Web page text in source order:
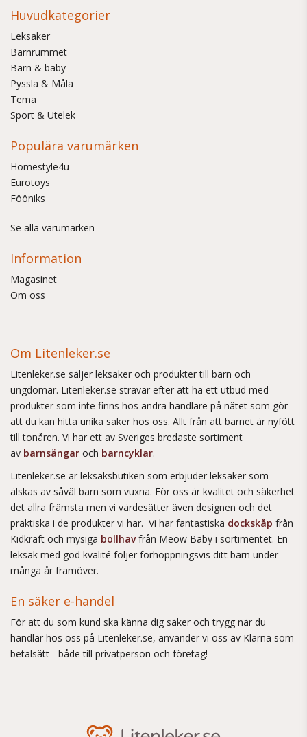
Huvudkategorier
Leksaker
Barnrummet
Barn & baby
Pyssla & Måla
Tema
Sport & Utelek
Populära varumärken
Homestyle4u
Eurotoys
Fööniks
Se alla varumärken
Information
Magasinet
Om oss
Om Litenleker.se
Litenleker.se säljer leksaker och produkter till barn och
ungdomar. Litenleker.se strävar efter att ha ett utbud med
produkter som inte finns hos andra handlare på nätet som gör
att du kan hitta unika saker hos oss. Allt från att barnet är nyfött
till tonåren. Vi har ett av Sveriges bredaste sortiment
av barnsängar och barncyklar.
Litenleker.se är leksaksbutiken som erbjuder leksaker som
älskas av såväl barn som vuxna. För oss är kvalitet och säkerhet
det allra främsta men vi värdesätter även designen och det
praktiska i de produkter vi har. Vi har fantastiska dockskåp från
Kidkraft och mysiga bollhavfrån Meow Baby i sortimentet. En
leksak med god kvalité följer förhoppningsvis ditt barn under
många år framöver.
En säker e-handel
För att du som kund ska känna dig säker och trygg när du
handlar hos oss på Litenleker.se, använder vi oss av Klarna som
betalsätt - både till privatperson och företag!